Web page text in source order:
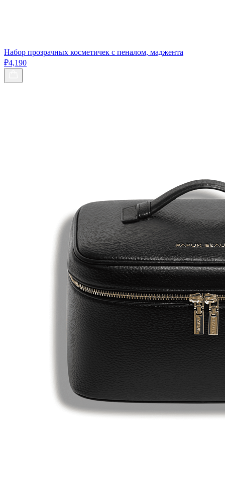
Набор прозрачных косметичек с пеналом, маджента
₽4,190